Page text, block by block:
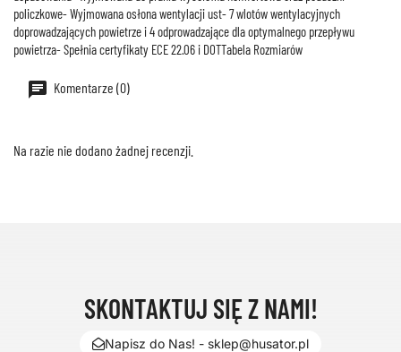
policzkowe- Wyjmowana osłona wentylacji ust- 7 wlotów wentylacyjnych
doprowadzających powietrze i 4 odprowadzające dla optymalnego przepływu
powietrza- Spełnia certyfikaty ECE 22.06 i DOTTabela Rozmiarów
Komentarze (0)
Na razie nie dodano żadnej recenzji.
SKONTAKTUJ SIĘ Z NAMI!
Napisz do Nas! - sklep@husator.pl